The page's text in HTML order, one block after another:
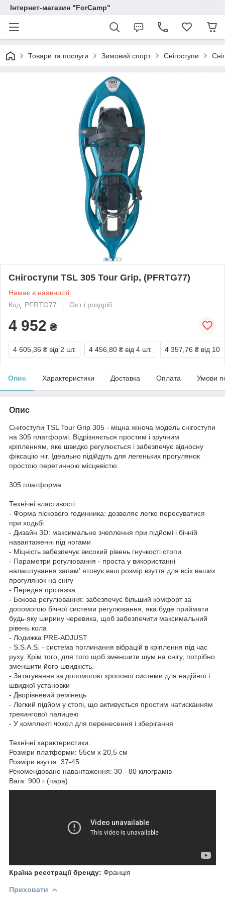
Інтернет-магазин "ForCamp"
Товари та послуги Зимовий спорт Снігоступи
Снігоступи TSL 305 Tour Grip, (PFRTG77)
Немає в наявності
Код: PFRTG77
Опт і роздріб
4 952 ₴
4 605,36 ₴ від 2 шт. 4 456,80 ₴ від 4 шт. 4 357,76 ₴ від 10
Опис Характеристики Доставка Оплата Умови
Опис
Снігоступи TSL Tour Grip 305 - міцна жіноча модель снігоступи
на 305 платформі. Відрізняється простим і зручним
кріпленням, яке швидко регулюється і забезпечує відносну
фіксацію ніг. Ідеально підійдуть для легеньких прогулянок
простою перетинною місцевістю.
305 платформа
Технічні властивості:
- Форма піскового годинника: дозволяє легко пересуватися
при ходьбі
- Дизайн 3D: максимальне зчеплення при підйомі і бічній
навантаженні під ногами
- Міцність забезпечує високий рівень гнучкості стопи
- Параметри регулювання - проста у використанні
налаштування запам' ятовує ваш розмір взуття для всіх ваших
прогулянок на снігу
- Передня протяжка
- Бокова регулювання: забезпечує більший комфорт за
допомогою бічної системи регулювання, яка буде приймати
будь-яку ширину черевика, щоб забезпечити максимальний
рівень кола
- Лодижка PRE-ADJUST
- S.S.A.S. - система поглинання вібрацій в кріплення під час
руху. Крім того, для того щоб зменшити шум на снігу, потрібно
зменшити його швидкість.
- Затягування за допомогою хропової системи для надійної і
швидкої установки
- Дворівневий ремінець
- Легкий підйом у стопі, що активується простим натисканням
трекингової палицею
- У комплекті чохол для перенесення і зберігання
Технічні характеристики:
Розміри платформи: 55см х 20,5 см
Розміри взуття: 37-45
Рекомендоване навантаження: 30 - 80 кілограмів
Вага: 900 г (пара)
Країна реєстрації бренду: Франція
Приховати